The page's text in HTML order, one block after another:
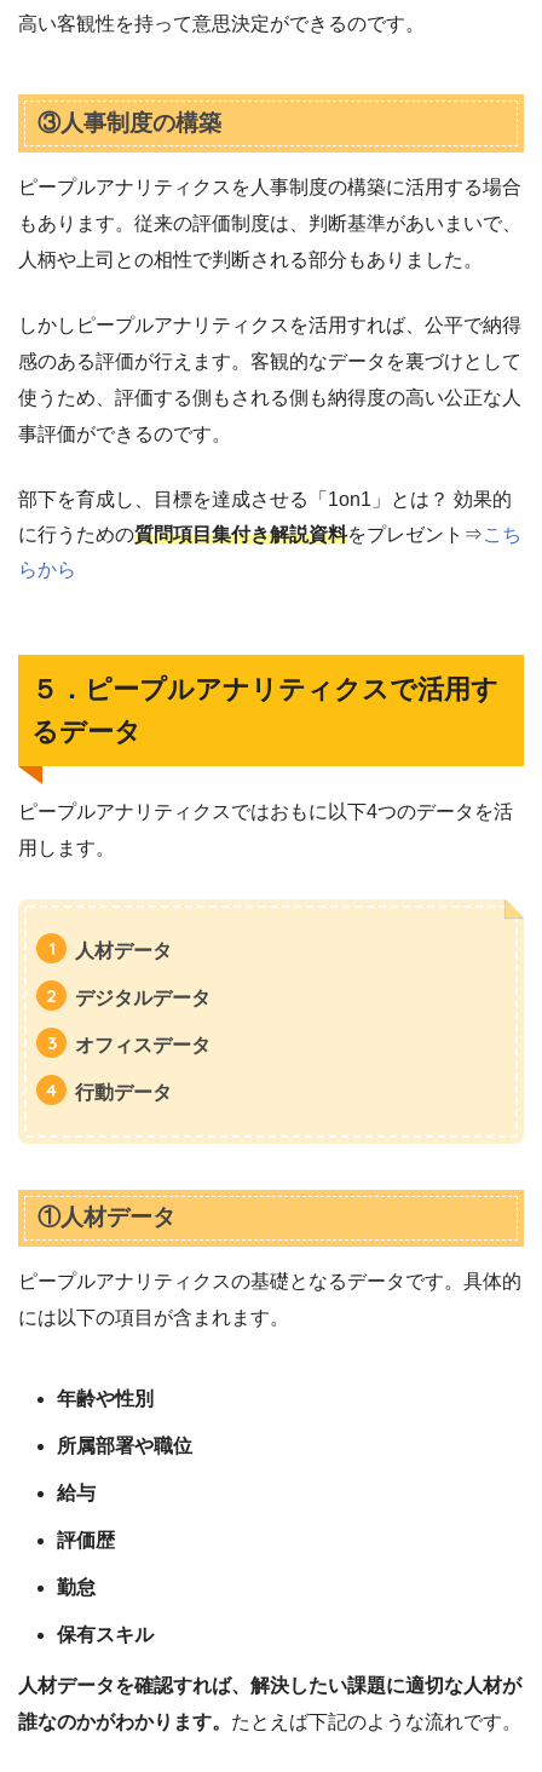
高い客観性を持って意思決定ができるのです。
③人事制度の構築
ピープルアナリティクスを人事制度の構築に活用する場合
もあります。従来の評価制度は、判断基準があいまいで、
人柄や上司との相性で判断される部分もありました。
しかしピープルアナリティクスを活用すれば、公平で納得
感のある評価が行えます。客観的なデータを裏づけとして
使うため、評価する側もされる側も納得度の高い公正な人
事評価ができるのです。
部下を育成し、目標を達成させる「1on1」とは？ 効果的
に行うための質問項目集付き解説資料をプレゼント⇒こち
らから
５．ピープルアナリティクスで活用す
るデータ
ピープルアナリティクスではおもに以下4つのデータを活
用します。
人材データ
デジタルデータ
オフィスデータ
行動データ
①人材データ
ピープルアナリティクスの基礎となるデータです。具体的
には以下の項目が含まれます。
年齢や性別
所属部署や職位
給与
評価歴
勤怠
保有スキル
人材データを確認すれば、解決したい課題に適切な人材が
誰なのかがわかります。 たとえば下記のような流れです。